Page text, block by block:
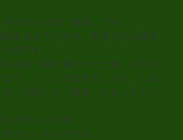
日から12月「師走」です。
あるようですが、有名なのは師走
説です。
お行う家が多かったため、お坊さ
り、「「しがはせる」から「しは
」が誤って「師走」になっととい
と忙しい12月。
えたいものですね。